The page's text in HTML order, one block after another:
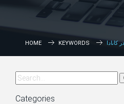
HOME KEYWORDS
Categories